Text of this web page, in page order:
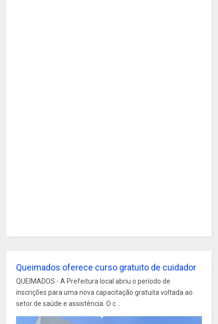
Queimados oferece curso gratuito de cuidador
QUEIMADOS - A Prefeitura local abriu o período de
inscrições para uma nova capacitação gratuita voltada ao
setor de saúde e assistência. O c...